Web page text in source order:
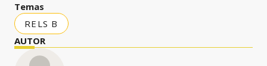
Temas
RELS B
AUTOR